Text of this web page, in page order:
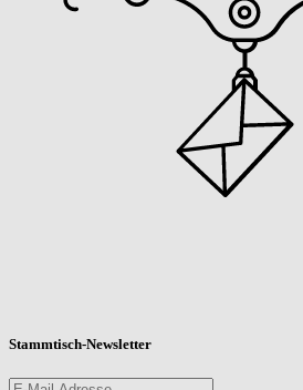
Stammtisch-Newsletter